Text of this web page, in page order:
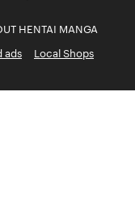
HENTAI MANGA
ads
Local Shops